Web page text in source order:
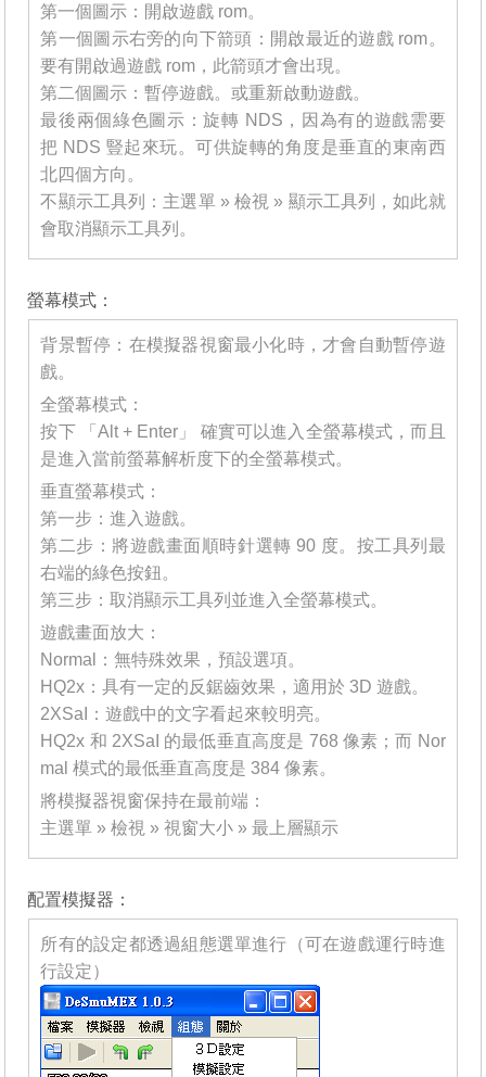
第一個圖示：開啟遊戲 rom。
第一個圖示右旁的向下箭頭：開啟最近的遊戲 rom。
要有開啟過遊戲 rom，此箭頭才會出現。
第二個圖示：暫停遊戲。或重新啟動遊戲。
最後兩個綠色圖示：旋轉 NDS，因為有的遊戲需要
把 NDS 豎起來玩。可供旋轉的角度是垂直的東南西
北四個方向。
不顯示工具列：主選單 » 檢視 » 顯示工具列，如此就
會取消顯示工具列。
螢幕模式：
背景暫停：在模擬器視窗最小化時，才會自動暫停遊
戲。
全螢幕模式：
按下 「Alt + Enter」 確實可以進入全螢幕模式，而且
是進入當前螢幕解析度下的全螢幕模式。
垂直螢幕模式：
第一步：進入遊戲。
第二步：將遊戲畫面順時針選轉 90 度。按工具列最
右端的綠色按鈕。
第三步：取消顯示工具列並進入全螢幕模式。
遊戲畫面放大：
Normal：無特殊效果，預設選項。
HQ2x：具有一定的反鋸齒效果，適用於 3D 遊戲。
2XSaI：遊戲中的文字看起來較明亮。
HQ2x 和 2XSaI 的最低垂直高度是 768 像素；而 Nor
mal 模式的最低垂直高度是 384 像素。
將模擬器視窗保持在最前端：
主選單 » 檢視 » 視窗大小 » 最上層顯示
配置模擬器：
所有的設定都透過組態選單進行（可在遊戲運行時進
行設定）